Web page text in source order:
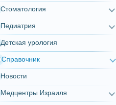
Стоматология
Педиатрия
Детская урология
Справочник
Новости
Медцентры Израиля